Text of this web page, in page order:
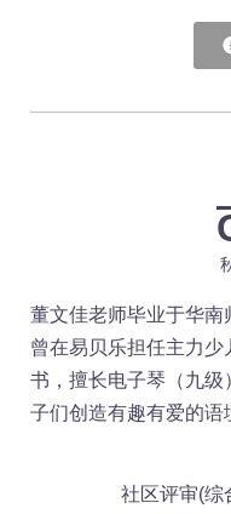
董文佳老师毕业于华南
曾在易贝乐担任主力
书，擅长电子琴（九
子们创造有趣有爱的语
社区评审(综